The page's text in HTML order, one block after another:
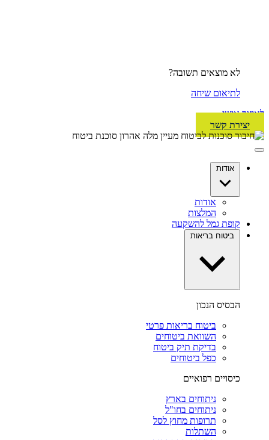
לא מוצאים תשובה?
לתיאום שיחה
לאיזור אישי
יצירת קשר
אודות
אודות
המלצות
קופת גמל להשקעה
ביטוח בריאות
הבסיס הנכון
ביטוח בריאות פרטי
השוואת ביטוחים
בדיקת תיק ביטוח
כפל ביטוחים
כיסויים רפואיים
ניתוחים בארץ
ניתוחים בחו"ל
תרופות מחוץ לסל
השתלות